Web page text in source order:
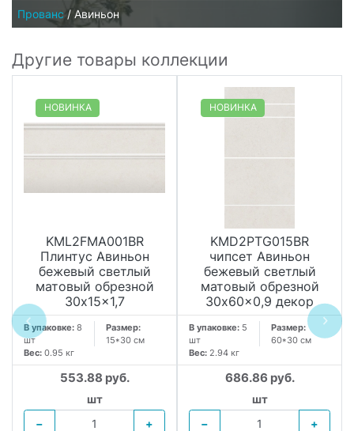
Прованс / Авиньон
Другие товары коллекции
НОВИНКА
KML2FMA001BR
Плинтус Авиньон
бежевый светлый
матовый обрезной
30x15x1,7
В упаковке: 8
шт
Размер:
15*30 см
Вес: 0.95 кг
553.88 руб.
шт
−
+
НОВИНКА
KMD2PTG015BR
чипсет Авиньон
бежевый светлый
матовый обрезной
30x60x0,9 декор
В упаковке: 5
шт
Размер:
60*30 см
Вес: 2.94 кг
686.86 руб.
шт
−
+